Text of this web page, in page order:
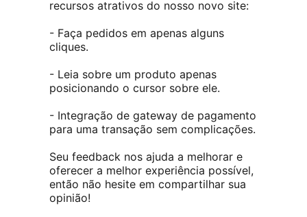
recursos atrativos do nosso novo site:
- Faça pedidos em apenas alguns
cliques.
- Leia sobre um produto apenas
posicionando o cursor sobre ele.
- Integração de gateway de pagamento
para uma transação sem complicações.
Seu feedback nos ajuda a melhorar e
oferecer a melhor experiência possível,
então não hesite em compartilhar sua
opinião!